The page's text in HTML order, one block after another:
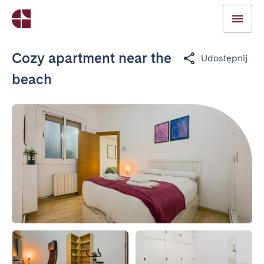
Cozy apartment near the
beach
Udostępnij